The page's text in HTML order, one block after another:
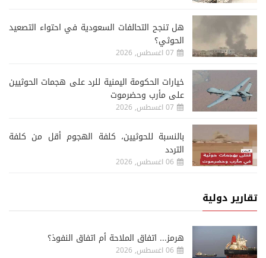
هل تنجح التحالفات السعودية في احتواء التصعيد
الحوثي؟
07 اغسطس, 2026
خيارات الحكومة اليمنية للرد على هجمات الحوثيين
على مأرب وحضرموت
07 اغسطس, 2026
‏بالنسبة للحوثيين، كلفة الهجوم أقل من كلفة
التردد
06 اغسطس, 2026
تقارير دولية
هرمز... اتفاق الملاحة أم اتفاق النفوذ؟
06 اغسطس, 2026